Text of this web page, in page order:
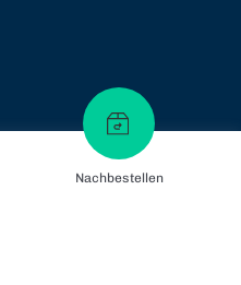
Nachbestellen